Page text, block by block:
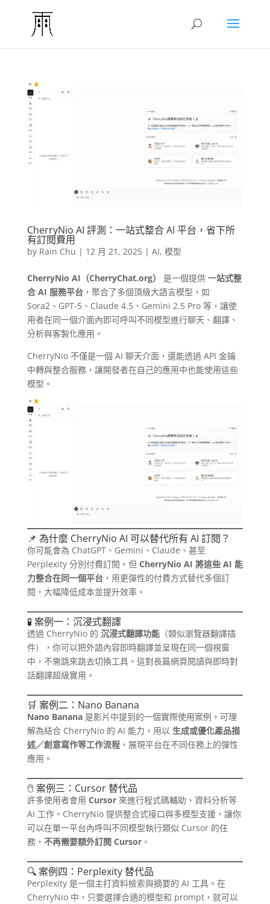
CherryNio AI 評測：一站式整合 AI 平台，省下所
有訂閱費用
by Rain Chu | 12 月 21, 2025| AI, 模型
CherryNio AI（CherryChat.org） 是一個提供 一站式整
合 AI 服務平台，聚合了多個頂級大語言模型，如
Sora2、GPT-5、Claude 4.5、Gemini 2.5 Pro 等，讓使
用者在同一個介面內即可呼叫不同模型進行聊天、翻譯、
分析與客製化應用。
CherryNio 不僅是一個 AI 聊天介面，還能透過 API 金鑰
中轉與整合服務，讓開發者在自己的應用中也能使用這些
模型。
📌 為什麼 CherryNio AI 可以替代所有 AI 訂閱？
你可能會為 ChatGPT、Gemini、Claude、甚至
Perplexity 分別付費訂閱。但 CherryNio AI 將這些 AI 能
力整合在同一個平台，用更彈性的付費方式替代多個訂
閱，大幅降低成本並提升效率。
🧪 案例一：沉浸式翻譯
透過 CherryNio 的 沉浸式翻譯功能（類似瀏覽器翻譯插
件），你可以把外語內容即時翻譯並呈現在同一個視窗
中，不需跳來跳去切換工具。這對長篇網頁閱讀與即時對
話翻譯超級實用。
🛒 案例二：Nano Banana
Nano Banana是影片中提到的一個實際使用案例，可理
解為結合 CherryNio 的 AI 能力，用以 生成或優化產品描
述／創意寫作等工作流程，展現平台在不同任務上的彈性
應用。
🖱 案例三：Cursor 替代品
許多使用者會用 Cursor來進行程式碼輔助、資料分析等
AI 工作。CherryNio 提供整合式接口與多模型支援，讓你
可以在單一平台內呼叫不同模型執行類似 Cursor 的任
務， 不再需要額外訂閱 Cursor。
🔍 案例四：Perplexity 替代品
Perplexity 是一個主打資料檢索與摘要的 AI 工具。在
CherryNio 中，只要選擇合適的模型和 prompt，就可以